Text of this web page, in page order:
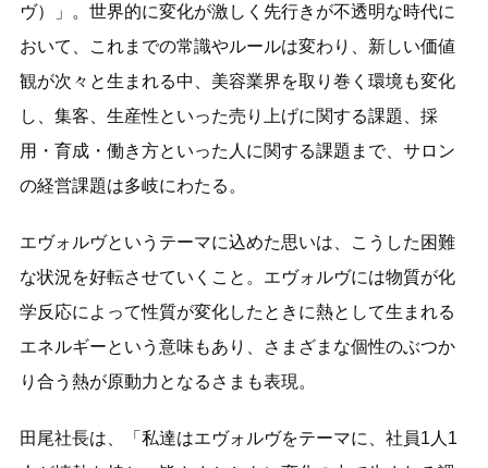
ヴ）」。世界的に変化が激しく先行きが不透明な時代に
おいて、これまでの常識やルールは変わり、新しい価値
観が次々と生まれる中、美容業界を取り巻く環境も変化
し、集客、生産性といった売り上げに関する課題、採
用・育成・働き方といった人に関する課題まで、サロン
の経営課題は多岐にわたる。
エヴォルヴというテーマに込めた思いは、こうした困難
な状況を好転させていくこと。エヴォルヴには物質が化
学反応によって性質が変化したときに熱として生まれる
エネルギーという意味もあり、さまざまな個性のぶつか
り合う熱が原動力となるさまも表現。
田尾社長は、「私達はエヴォルヴをテーマに、社員1人1